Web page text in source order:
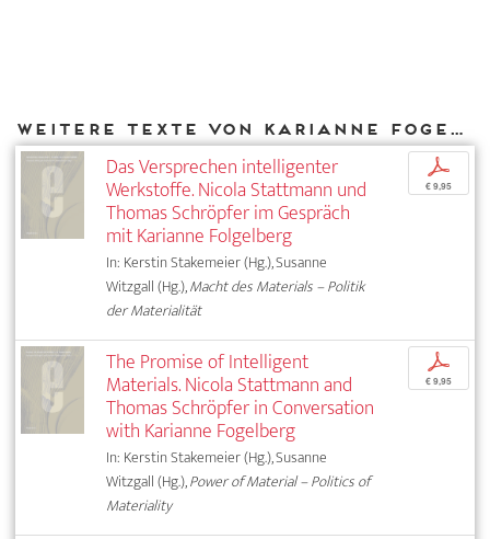
Weitere Texte von Karianne Fogelberg bei DIAPHANES
Das Versprechen intelligenter
Werkstoffe. Nicola Stattmann und
Thomas Schröpfer im Gespräch
mit Karianne Folgelberg
In: Kerstin Stakemeier (Hg.), Susanne
Witzgall (Hg.),Macht des Materials – Politik
der Materialität
p
€ 9,95
The Promise of Intelligent
Materials. Nicola Stattmann and
Thomas Schröpfer in Conversation
with Karianne Fogelberg
In: Kerstin Stakemeier (Hg.), Susanne
Witzgall (Hg.),Power of Material – Politics of
Materiality
p
€ 9,95